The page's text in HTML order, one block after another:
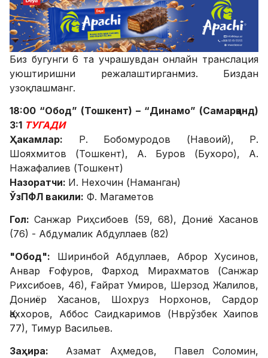
Биз бугунги 6 та учрашувдан онлайн транслация
уюштиришни режалаштирганмиз. Биздан
узоқлашманг.
18:00 “Обод” (Тошкент) – “Динамо” (Самарқанд)
3:1 ТУГАДИ
Ҳакамлар: Р. Бобомуродов (Навоий), Р.
Шояхмитов (Тошкент), А. Буров (Бухоро), А.
Нажафалиев (Тошкент)
Назоратчи: И. Нехочин (Наманган)
ЎзПФЛ вакили: Ф. Магаметов
Гол:Санжар Риҳсибоев (59, 68), Дониё Хасанов
(76) - Абдумалик Абдуллаев (82)
"Обод": Ширинбой Абдуллаев, Аброр Хусинов,
Анвар Ғофуров, Фарход Мирахматов (Санжар
Рихсибоев, 46), Ғайрат Умиров, Шерзод Жалилов,
Дониёр Хасанов, Шохруз Норхонов, Сардор
Қаххоров, Аббос Саидкаримов (Нврўзбек Хаипов
77), Тимур Васильев.
Заҳира: Азамат Аҳмедов, Павел Соломин,